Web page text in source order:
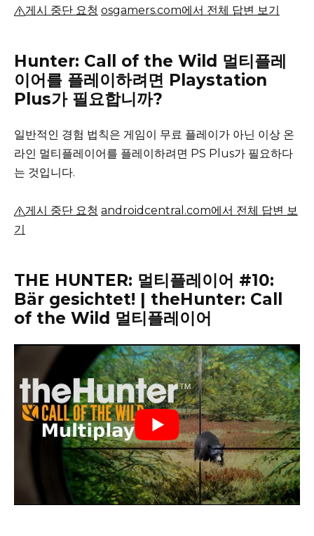
게시 중단 요청 osgamers.com에서 전체 답변 보기
Hunter: Call of the Wild 멀티플레
이어를 플레이하려면 Playstation
Plus가 필요합니까?
일반적인 경험 법칙은 게임이 무료 플레이가 아닌 이상 온
라인 멀티플레이어를 플레이하려면 PS Plus가 필요하다
는 것입니다.
게시 중단 요청 androidcentral.com에서 전체 답변 보
기
THE HUNTER: 멀티플레이어 #10:
Bär gesichtet! | theHunter: Call
of the Wild 멀티플레이어